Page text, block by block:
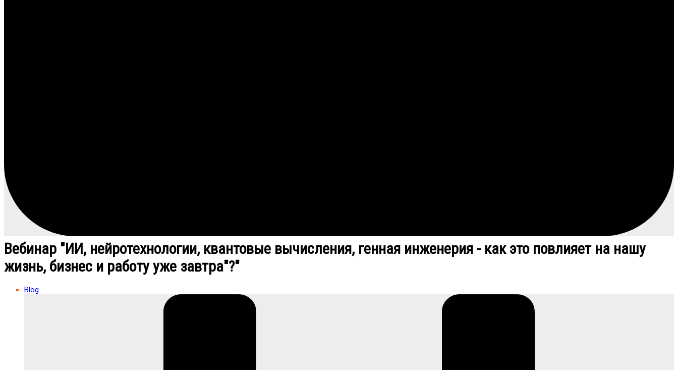
Вебинар "ИИ, нейротехнологии, квантовые вычисления, генная инженерия - как это повлияет на нашу
жизнь, бизнес и работу уже завтра"?"
Blog